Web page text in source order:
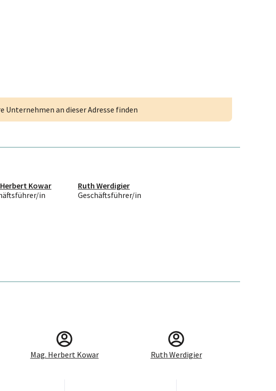
Unternehmen an dieser Adresse finden
Kowar
in
Ruth Werdigier
Geschäftsführer/in
Mag. Herbert Kowar Ruth Werdigier